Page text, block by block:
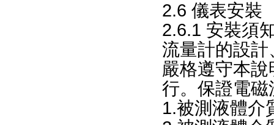
2.6 儀表安裝
2.6.1 安裝須
流量計的設計
嚴格遵守本
行。保證電
1.被測液體介